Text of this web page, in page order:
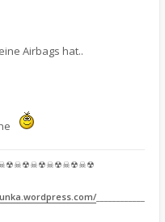
Airbags hat..